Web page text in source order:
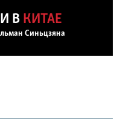
В КИТАЕ
Синьцзяна